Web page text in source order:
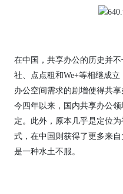
在中国，共享办公的历史并
社、点点租和We+等相继成立
办公空间需求的剧增使得共
今四年以来，国内共享办公
定。此外，原本几乎是定位
式，在中国则获得了更多来
是一种水土不服。